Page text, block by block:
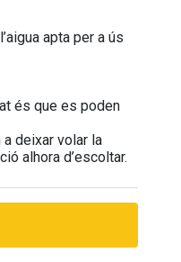
apta per a ús
és que es poden
deixar volar la
alhora d’escoltar.